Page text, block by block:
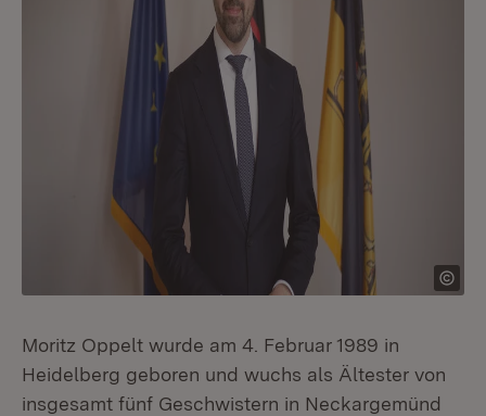
Moritz Oppelt wurde am 4. Februar 1989 in
Heidelberg geboren und wuchs als Ältester von
insgesamt fünf Geschwistern in Neckargemünd